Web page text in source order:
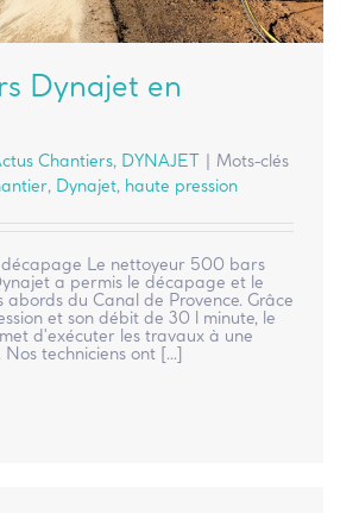
Dynajet en
Chantiers, DYNAJET
Mots-clés
, Dynajet, haute pression
Le nettoyeur 500 bars
a permis le décapage et le
abords du Canal de Provence. Grâce
et son débit de 30 l minute, le
d'exécuter les travaux à une
techniciens ont [...]